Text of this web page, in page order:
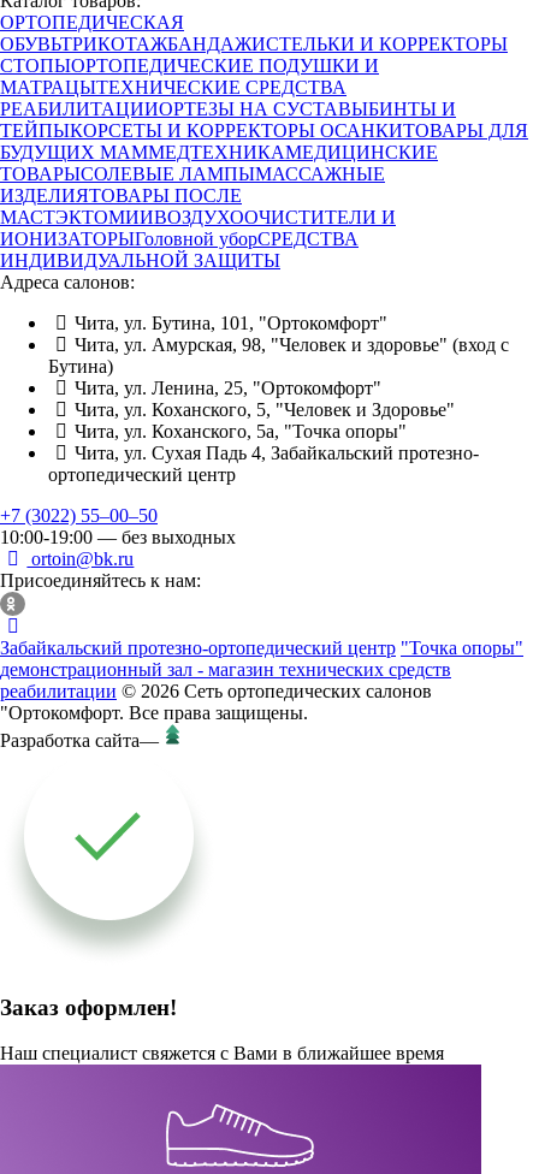
ОРТОПЕДИЧЕСКАЯ
ОБУВЬТРИКОТАЖБАНДАЖИСТЕЛЬКИ И КОРРЕКТОРЫ
СТОПЫОРТОПЕДИЧЕСКИЕ ПОДУШКИ И
МАТРАЦЫТЕХНИЧЕСКИЕ СРЕДСТВА
РЕАБИЛИТАЦИИОРТЕЗЫ НА СУСТАВЫБИНТЫ И
ТЕЙПЫКОРСЕТЫ И КОРРЕКТОРЫ ОСАНКИТОВАРЫ ДЛЯ
БУДУЩИХ МАММЕДТЕХНИКАМЕДИЦИНСКИЕ
ТОВАРЫСОЛЕВЫЕ ЛАМПЫМАССАЖНЫЕ
ИЗДЕЛИЯТОВАРЫ ПОСЛЕ
МАСТЭКТОМИИВОЗДУХООЧИСТИТЕЛИ И
ИОНИЗАТОРЫГоловной уборСРЕДСТВА
ИНДИВИДУАЛЬНОЙ ЗАЩИТЫ
Адреса салонов:
Чита, ул. Бутина, 101, "Ортокомфорт"
Чита, ул. Амурская, 98, "Человек и здоровье" (вход с
Бутина)
Чита, ул. Ленина, 25, "Ортокомфорт"
Чита, ул. Коханского, 5, "Человек и Здоровье"
Чита, ул. Коханского, 5а, "Точка опоры"
Чита, ул. Сухая Падь 4, Забайкальский протезно-
ортопедический центр
+7 (3022) 55‒00‒50
10:00-19:00 — без выходных
ortoin@bk.ru
Присоединяйтесь к нам:
Забайкальский протезно-ортопедический центр "Точка опоры"
демонстрационный зал - магазин технических средств
реабилитации © 2026 Сеть ортопедических салонов
"Ортокомфорт. Все права защищены.
Разработка сайта—
Заказ оформлен!
Наш специалист свяжется с Вами в ближайшее время